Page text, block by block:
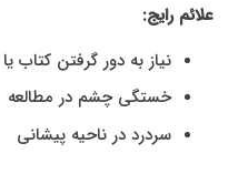
علائم رایج:
نیاز به دور گرفتن کتاب
خستگی چشم در مطالعه
سردرد در ناحیه پیشانی